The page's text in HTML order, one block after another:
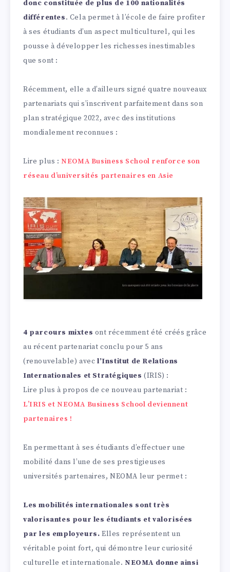
donc constituée de plus de 100 nationalités
différentes. Cela permet à l’école de faire profiter
à ses étudiants d’un aspect multiculturel, qui les
pousse à développer les richesses inestimables
que sont :
Récemment, elle a d’ailleurs signé quatre nouveaux
partenariats qui s’inscrivent parfaitement dans son
plan stratégique 2022, avec des institutions
mondialement reconnues :
Lire plus : NEOMA Business School renforce son
réseau d’universités partenaires en Asie
4 parcours mixtes ont récemment été créés grâce
au récent partenariat conclu pour 5 ans
(renouvelable) avec l’Institut de Relations
Internationales et Stratégiques (IRIS) :
Lire plus à propos de ce nouveau partenariat :
L’IRIS et NEOMA Business School deviennent
partenaires !
En permettant à ses étudiants d’effectuer une
mobilité dans l’une de ses prestigieuses
universités partenaires, NEOMA leur permet :
Les mobilités internationales sont très
valorisantes pour les étudiants et valorisées
par les employeurs. Elles représentent un
véritable point fort, qui démontre leur curiosité
culturelle et internationale. NEOMA donne ainsi